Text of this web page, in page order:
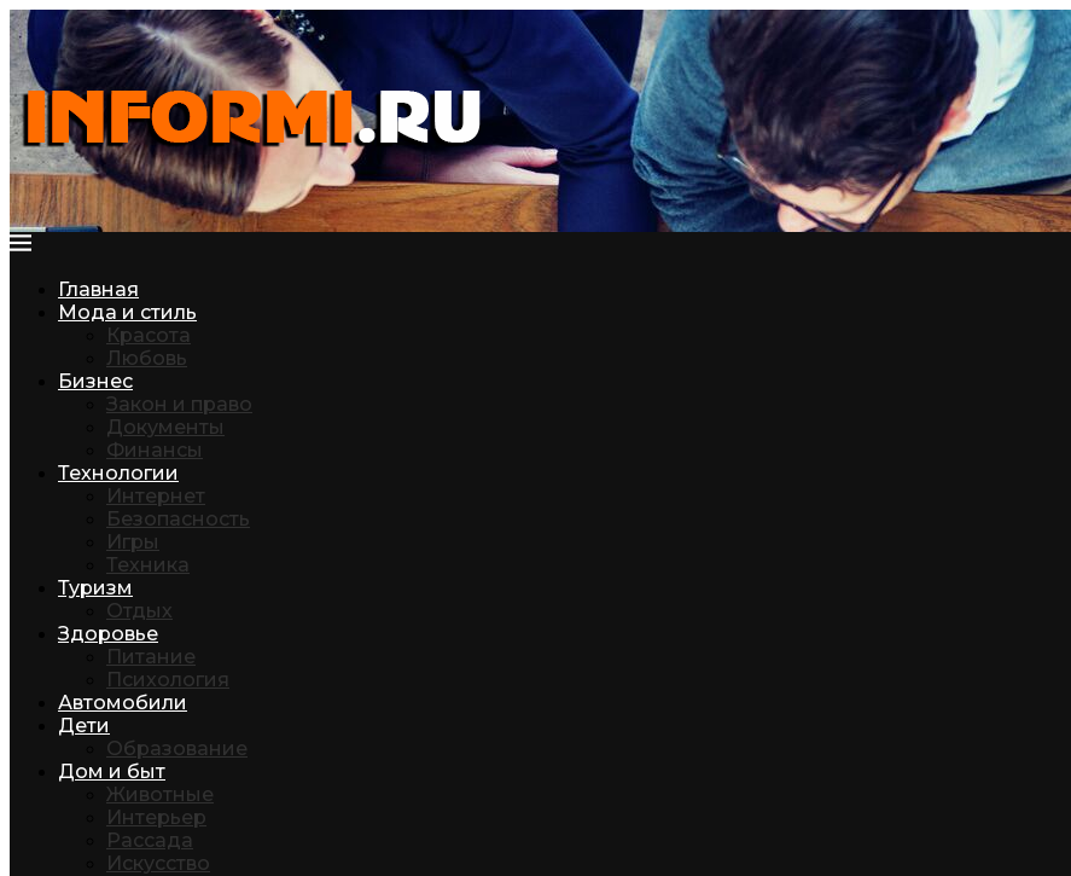
Главная
Мода и стиль
Красота
Любовь
Бизнес
Закон и право
Документы
Финансы
Технологии
Интернет
Безопасность
Игры
Техника
Туризм
Отдых
Здоровье
Питание
Психология
Автомобили
Дети
Образование
Дом и быт
Животные
Интерьер
Рассада
Искусство